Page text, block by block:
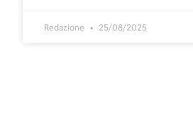
Redazione 25/08/2025